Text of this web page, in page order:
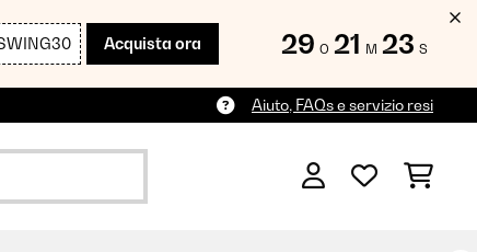
Acquista ora 29 O 21 M 22 S
Aiuto, FAQs e servizio resi